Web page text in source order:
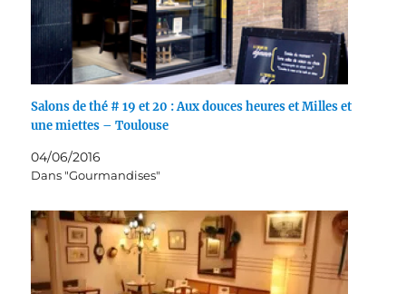
Salons de thé # 19 et 20 : Aux douces heures et Milles et
une miettes – Toulouse
04/06/2016
Dans "Gourmandises"